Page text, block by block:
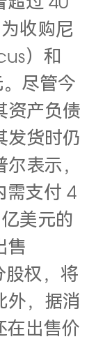
超过 40
收购尼
）和
尽管今
资产负债
发货时仍
表示，
需支付 4
美元的
售
权，将
外，据消
在出售价